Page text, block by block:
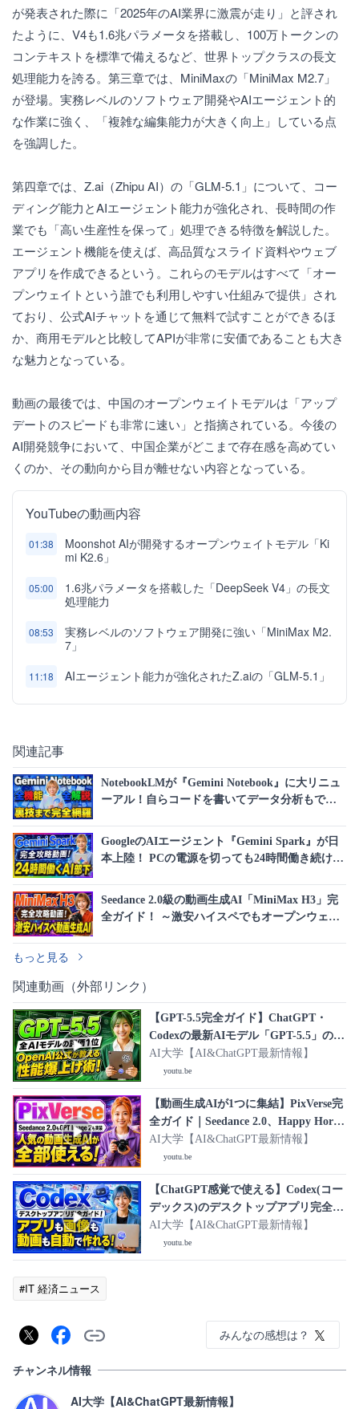
が発表された際に「2025年のAI業界に激震が走り」と評され
たように、V4も1.6兆パラメータを搭載し、100万トークンの
コンテキストを標準で備えるなど、世界トップクラスの長文
処理能力を誇る。第三章では、MiniMaxの「MiniMax M2.7」
が登場。実務レベルのソフトウェア開発やAIエージェント的
な作業に強く、「複雑な編集能力が大きく向上」している点
を強調した。
第四章では、Z.ai（Zhipu AI）の「GLM-5.1」について、コー
ディング能力とAIエージェント能力が強化され、長時間の作
業でも「高い生産性を保って」処理できる特徴を解説した。
エージェント機能を使えば、高品質なスライド資料やウェブ
アプリを作成できるという。これらのモデルはすべて「オー
プンウェイトという誰でも利用しやすい仕組みで提供」され
ており、公式AIチャットを通じて無料で試すことができるほ
か、商用モデルと比較してAPIが非常に安価であることも大き
な魅力となっている。
動画の最後では、中国のオープンウェイトモデルは「アップ
デートのスピードも非常に速い」と指摘されている。今後の
AI開発競争において、中国企業がどこまで存在感を高めてい
くのか、その動向から目が離せない内容となっている。
YouTubeの動画内容
01:38
Moonshot AIが開発するオープンウェイトモデル「Ki
mi K2.6」
05:00
1.6兆パラメータを搭載した「DeepSeek V4」の長文
処理能力
08:53
実務レベルのソフトウェア開発に強い「MiniMax M2.
7」
11:18 AIエージェント能力が強化されたZ.aiの「GLM-5.1」
関連記事
NotebookLMが『Gemini Notebook』に大リニュ
ーアル！自らコードを書いてデータ分析もでき
GoogleのAIエージェント『Gemini Spark』が日
本上陸！ PCの電源を切っても24時間働き続け
Seedance 2.0級の動画生成AI「MiniMax H3」完
全ガイド！ ～激安ハイスペでもオープンウェイ
もっと見る
関連動画（外部リンク）
【GPT-5.5完全ガイド】ChatGPT・
Codexの最新AIモデル「GPT-5.5」の概
要・OpenAI公式性能爆上げ術・活用事
例をまとめて解説！
AI大学【AI&ChatGPT最新情報】
youtu.be
【動画生成AIが1つに集結】PixVerse完
全ガイド｜Seedance 2.0、Happy Horse
1.0、GPT Image 2まで動画・画像生成
AIをまとめて使う方法！
AI大学【AI&ChatGPT最新情報】
youtu.be
【ChatGPT感覚で使える】Codex(コー
デックス)のデスクトップアプリ完全ガ
イド｜使い方・導入方法・活用事例を
やさしく解説！
AI大学【AI&ChatGPT最新情報】
youtu.be
#IT 経済ニュース
みんなの感想は？
チャンネル情報
AI大学【AI&ChatGPT最新情報】